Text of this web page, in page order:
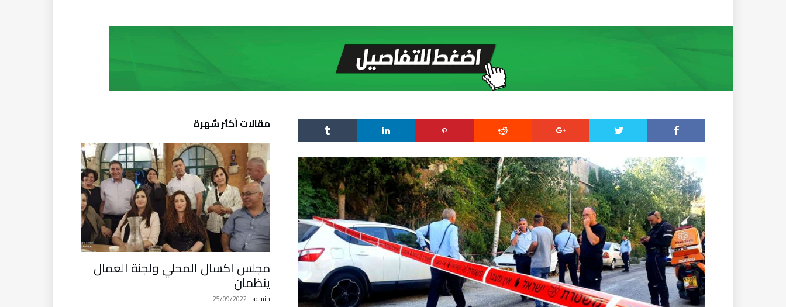
مقالات أكثر شهرة
مجلس اكسال المحلي ولجنة العمال
ينظمان
admin
25/09/2022